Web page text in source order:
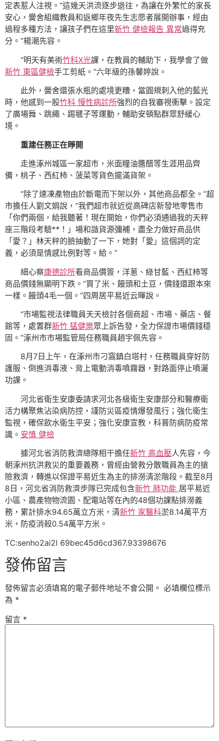
定表惹人注視。“這幾天洪流逐步退往，為讓在外繁忙的家長
安心，黌舍組織教員和返鄉年夜先生志愿者展開辦事，經由
過程多種方法，讓孩子們在這里新竹 健檢報告 異常過得充
分。”楊潮先容。
“明天有美術竹科X光課，在教員的輔助下，我學會了做
新竹 東區健檢手工剪紙。”六年級的孫馨婷說。
此外，黌舍還張水瓶的處境更糟，當圓規刺入他的藍光
時，他感到一股竹科 慢性病診所強烈的自我審視衝擊。設定
了廣場舞、跳繩、踢毽子等運動，輔助安頓點群眾舒緩心
境。
重建任務正在睜開
走進涿州城區一家超市，米面糧油醬醋等生涯用品齊
備，桃子、西紅柿、菠菜等貨色擺滿貨架。
“除了速凍產物由於斷電而下架以外，其他商品都全。”超
市擔任人劉文娟說，“我們超市就近從高碑店新發地零售市
「你們兩個，給我聽著！現在開始，你們必須通過我的天秤
座三階段考驗**！」場和諧貨源彌補，盡全力做好商品供
「愛？」林天秤的臉抽動了一下，她對「愛」這個詞的定
義，必須是情感比例對等。給。”
細心察康德診所看商品價簽，洋蔥、綠甘藍、西紅柿等
商品價錢無顯明下跌。“買了米、饅頭和土豆，價錢還跟本來
一樣。饅頭4毛一個。”四周居平易近云暉說。
“市場監視法律職員天天檢討各個商超、市場、藥店、餐
館等，處置群新竹 猛健樂眾上訴告發，全力保證市場價錢穩
固。”涿州市市場監管局任務職員趙宇佩先容。
8月7日上午，在涿州市刁窩鎮白塔村，任務職員穿好防
護服、倒進消毒液、背上電動消毒噴霧器，對路面停止噴灑
功課。
河北省衛生安康委請求河北各級衛生安康部分和醫療衛
活力構聚焦沾染病防控，謹防災區疫情爆發風行；強化衛生
監視，確保飲水衛生平安；強化安康宣教，科普防病防疫常
識。 安慎 健檢
據河北省消防救濟總隊相干擔任新竹 高血壓人先容，今
朝涿州抗洪救災的重要義務，曾經由營救分散職員為主的搶
險救濟，轉進以保證平易近生為主的排澇清淤階段。截至8月
8日，河北省消防救濟步隊已完成包含新竹 肺功能 居平易近
小區、農產物物流園、配電站等在內的48個功課點排澇義
務，累計排水94.65萬立方米，清新竹 家醫科淤8.14萬平方
米，防疫消殺0.54萬平方米。
TC:senho2ai2l 69bec45d6cd367.93398676
發佈留言
發佈留言必須填寫的電子郵件地址不會公開。 必填欄位標示
為 *
留言 *